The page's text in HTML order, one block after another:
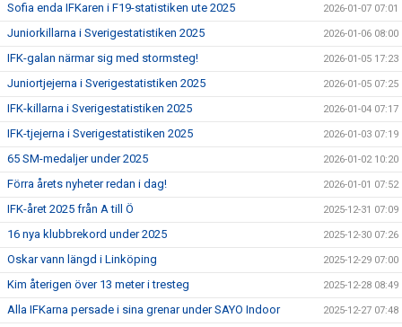
Sofia enda IFKaren i F19-statistiken ute 2025 2026-01-07 07:01
Juniorkillarna i Sverigestatistiken 2025 2026-01-06 08:00
IFK-galan närmar sig med stormsteg! 2026-01-05 17:23
Juniortjejerna i Sverigestatistiken 2025 2026-01-05 07:25
IFK-killarna i Sverigestatistiken 2025 2026-01-04 07:17
IFK-tjejerna i Sverigestatistiken 2025 2026-01-03 07:19
65 SM-medaljer under 2025 2026-01-02 10:20
Förra årets nyheter redan i dag! 2026-01-01 07:52
IFK-året 2025 från A till Ö 2025-12-31 07:09
16 nya klubbrekord under 2025 2025-12-30 07:26
Oskar vann längd i Linköping 2025-12-29 07:00
Kim återigen över 13 meter i tresteg 2025-12-28 08:49
Alla IFKarna persade i sina grenar under SAYO Indoor 2025-12-27 07:48